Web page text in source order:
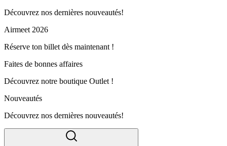
Découvrez nos dernières nouveautés!
Airmeet 2026
Réserve ton billet dès maintenant !
Faites de bonnes affaires
Découvrez notre boutique Outlet !
Nouveautés
Découvrez nos dernières nouveautés!